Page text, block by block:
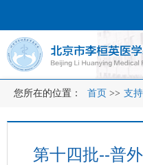
您所在的位置： 首页 >> 支
第十四批--普